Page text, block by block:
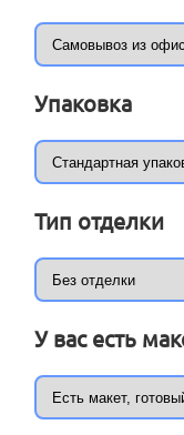
Упаковка
Тип отделки
У вас есть